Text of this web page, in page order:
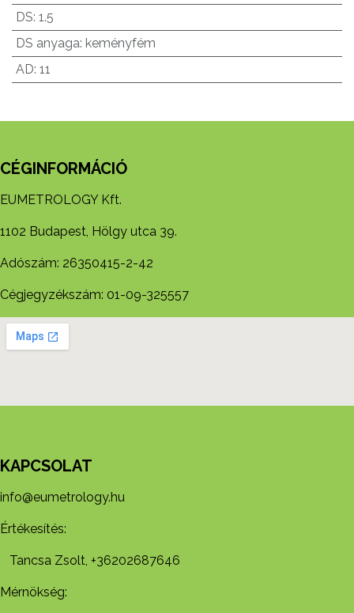
DS: 1.5
DS anyaga: keményfém
AD: 11
CÉGINFORMÁCIÓ
EUMETROLOGY Kft.
1102 Budapest, Hölgy utca 39.
Adószám: 26350415-2-42
Cégjegyzékszám: 01-09-325557
KAPCSOLAT
info@eumetrology.hu
Értékesítés:
Tancsa Zsolt, +36202687646
Mérnökség: